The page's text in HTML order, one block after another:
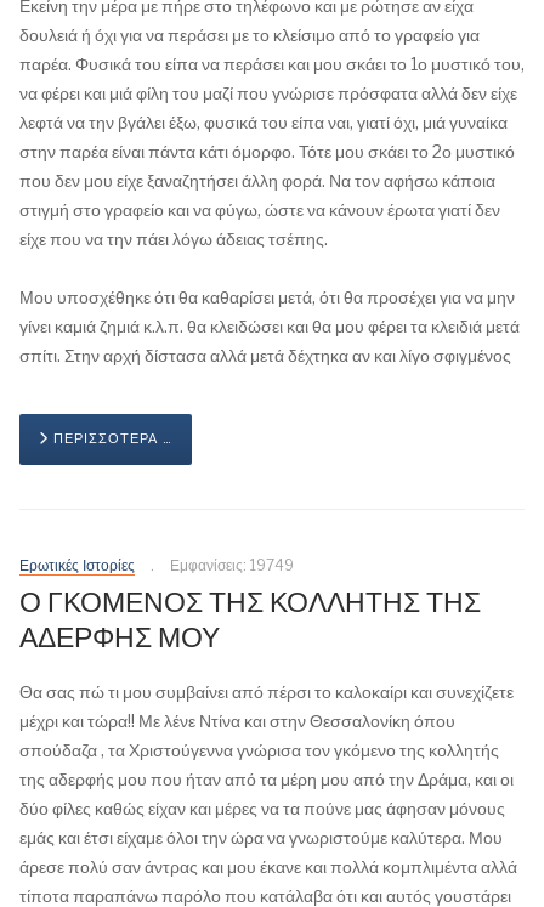
Εκείνη την μέρα με πήρε στο τηλέφωνο και με ρώτησε αν είχα
δουλειά ή όχι για να περάσει με το κλείσιμο από το γραφείο για
παρέα. Φυσικά του είπα να περάσει και μου σκάει το 1ο μυστικό του,
να φέρει και μιά φίλη του μαζί που γνώρισε πρόσφατα αλλά δεν είχε
λεφτά να την βγάλει έξω, φυσικά του είπα ναι, γιατί όχι, μιά γυναίκα
στην παρέα είναι πάντα κάτι όμορφο. Τότε μου σκάει το 2ο μυστικό
που δεν μου είχε ξαναζητήσει άλλη φορά. Να τον αφήσω κάποια
στιγμή στο γραφείο και να φύγω, ώστε να κάνουν έρωτα γιατί δεν
είχε που να την πάει λόγω άδειας τσέπης.
Μου υποσχέθηκε ότι θα καθαρίσει μετά, ότι θα προσέχει για να μην
γίνει καμιά ζημιά κ.λ.π. θα κλειδώσει και θα μου φέρει τα κλειδιά μετά
σπίτι. Στην αρχή δίστασα αλλά μετά δέχτηκα αν και λίγο σφιγμένος
ΠΕΡΙΣΣΌΤΕΡΑ …
Ερωτικές Ιστορίες Εμφανίσεις: 19749
Ο ΓΚΟΜΕΝΟΣ ΤΗΣ ΚΟΛΛΗΤΗΣ ΤΗΣ
ΑΔΕΡΦΗΣ ΜΟΥ
Θα σας πώ τι μου συμβαίνει από πέρσι το καλοκαίρι και συνεχίζετε
μέχρι και τώρα!! Με λένε Ντίνα και στην Θεσσαλονίκη όπου
σπούδαζα , τα Χριστούγεννα γνώρισα τον γκόμενο της κολλητής
της αδερφής μου που ήταν από τα μέρη μου από την Δράμα, και οι
δύο φίλες καθώς είχαν και μέρες να τα πούνε μας άφησαν μόνους
εμάς και έτσι είχαμε όλοι την ώρα να γνωριστούμε καλύτερα. Μου
άρεσε πολύ σαν άντρας και μου έκανε και πολλά κομπλιμέντα αλλά
τίποτα παραπάνω παρόλο που κατάλαβα ότι και αυτός γουστάρει